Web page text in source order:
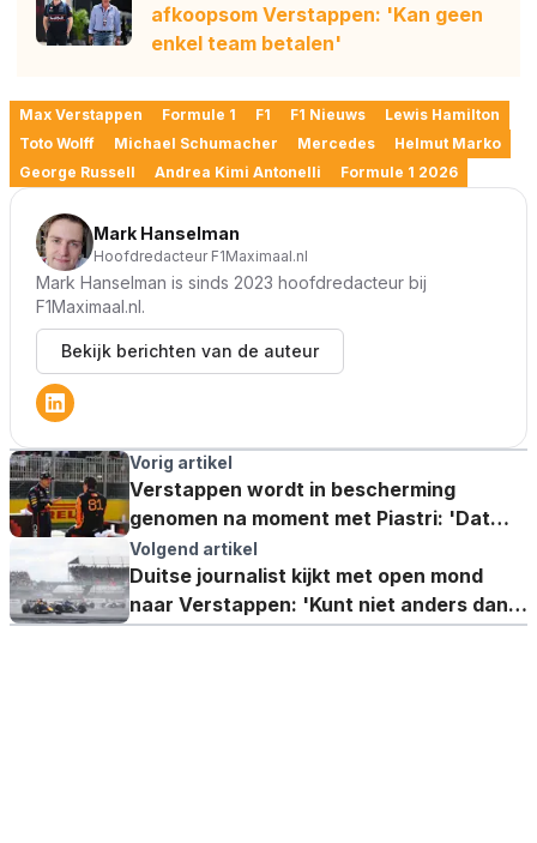
afkoopsom Verstappen: 'Kan geen
enkel team betalen'
Max Verstappen Formule 1 F1 F1 Nieuws
Lewis Hamilton
Toto Wolff
Michael Schumacher Mercedes
Helmut Marko
George Russell
Andrea Kimi Antonelli Formule 1 2026
Mark Hanselman
Hoofdredacteur F1Maximaal.nl
Mark Hanselman is sinds 2023 hoofdredacteur bij
F1Maximaal.nl.
Bekijk berichten van de auteur
Vorig artikel
Verstappen wordt in bescherming
genomen na moment met Piastri: 'Dat
was geen spelletje'
Volgend artikel
Duitse journalist kijkt met open mond
naar Verstappen: 'Kunt niet anders dan
je pet afnemen'